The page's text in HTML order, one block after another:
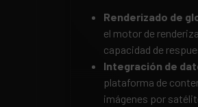
Renderizado de g
el motor de
capacidad de
Integración de d
plataforma de
imágenes por